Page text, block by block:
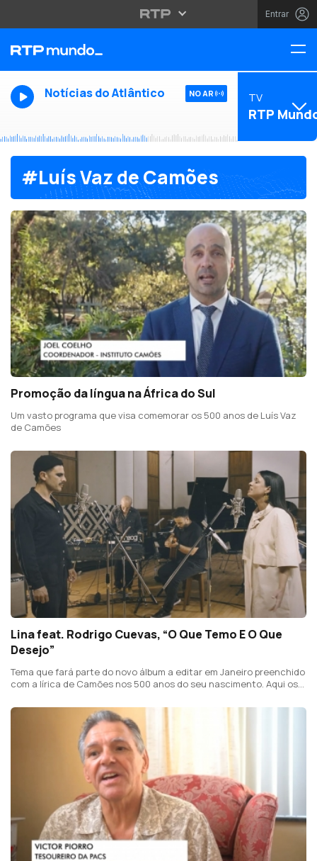
Entrar
Notícias do Atlântico NO AR TV
RTP
#Luís Vaz de Camões
Promoção da língua na África do Sul
Um vasto programa que visa comemorar os 500 anos de Luís Vaz
de Camões
Lina feat. Rodrigo Cuevas, “O Que Temo E O Que
Desejo”
Tema que fará parte do novo álbum a editar em Janeiro preenchido
com a lírica de Camões nos 500 anos do seu nascimento. Aqui os
de José Marques.